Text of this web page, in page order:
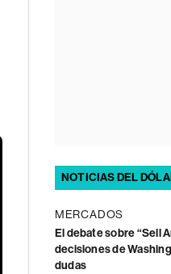
NOTICIAS DEL
MERCADOS
El debate sobre “Sell
decisiones de
dudas